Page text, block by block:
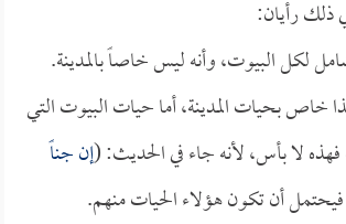
ذلك رأيان:
لكل البيوت، وأنه ليس خاصاً بالمدينة.
خاص بحيات المدينة، أما حيات البيوت التي
فهذه لا بأس، لأنه جاء في الحديث: (إن جناً
أن تكون هؤلاء الحيات منهم.